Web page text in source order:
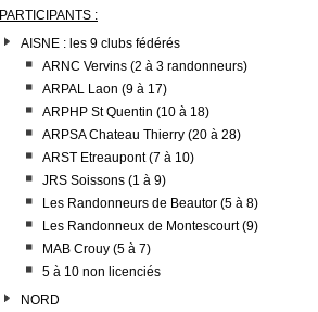
PARTICIPANTS :
AISNE : les 9 clubs fédérés
ARNC Vervins (2 à 3 randonneurs)
ARPAL Laon (9 à 17)
ARPHP St Quentin (10 à 18)
ARPSA Chateau Thierry (20 à 28)
ARST Etreaupont (7 à 10)
JRS Soissons (1 à 9)
Les Randonneurs de Beautor (5 à 8)
Les Randonneux de Montescourt (9)
MAB Crouy (5 à 7)
5 à 10 non licenciés
NORD